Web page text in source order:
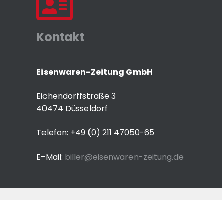
Kontakt
Eisenwaren-Zeitung GmbH
Eichendorffstraße 3
40474 Düsseldorf
Telefon: +49 (0) 211 47050-65
E-Mail: biller@eisenwaren-zeitung.de